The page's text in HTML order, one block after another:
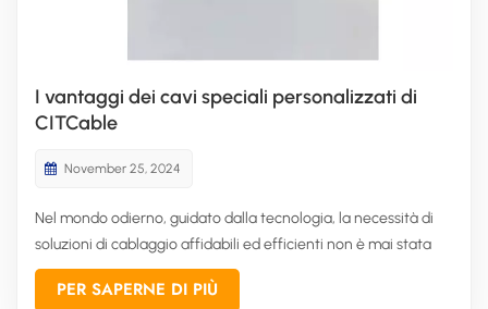
I vantaggi dei cavi speciali personalizzati di
CITCable
November 25, 2024
Nel mondo odierno, guidato dalla tecnologia, la necessità di
soluzioni di cablaggio affidabili ed efficienti non è mai stata
così cruciale. Che si tratti di applicazioni industriali,
commerciali o di consumo, l'importanza di disporre di cavi che
PER SAPERNE DI PIÙ